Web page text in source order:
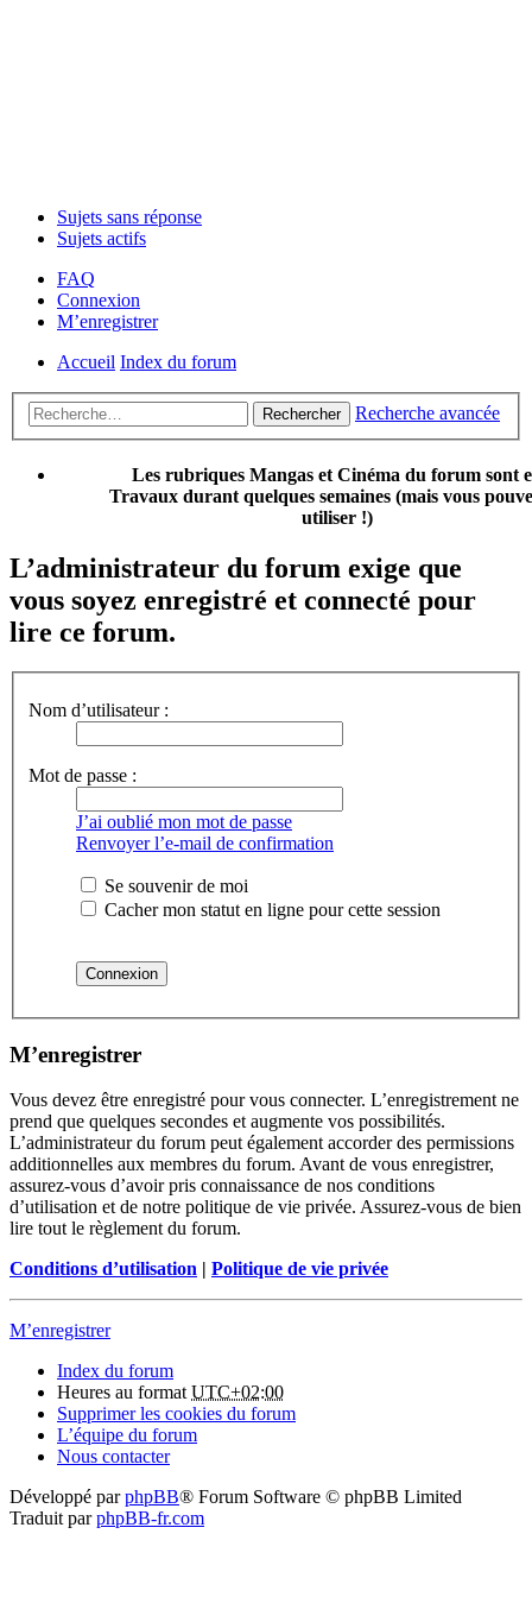
Sujets sans réponse
Sujets actifs
FAQ
Connexion
M’enregistrer
Accueil Index du forum
Rechercher Recherche avancée
Les rubriques Mangas et Cinéma du forum sont
Travaux durant quelques semaines (mais vous
utiliser !)
L’administrateur du forum exige que
vous soyez enregistré et connecté pour
lire ce forum.
Nom d’utilisateur :
Mot de passe :
J’ai oublié mon mot de passe
Renvoyer l’e-mail de confirmation
Se souvenir de moi
Cacher mon statut en ligne pour cette session
M’enregistrer
Vous devez être enregistré pour vous connecter. L’enregistrement ne
prend que quelques secondes et augmente vos possibilités.
L’administrateur du forum peut également accorder des permissions
additionnelles aux membres du forum. Avant de vous enregistrer,
assurez-vous d’avoir pris connaissance de nos conditions
d’utilisation et de notre politique de vie privée. Assurez-vous de bien
lire tout le règlement du forum.
Conditions d’utilisation | Politique de vie privée
M’enregistrer
Index du forum
Heures au formatUTC+02:00
Supprimer les cookies du forum
L’équipe du forum
Nous contacter
Développé parphpBB® Forum Software © phpBB Limited
Traduit parphpBB-fr.com